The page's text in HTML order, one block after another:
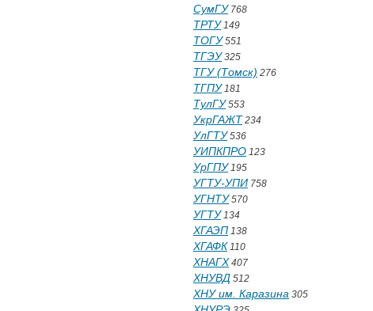
СумГУ768
ТРТУ149
ТОГУ551
ТГЭУ325
ТГУ (Томск) 276
ТГПУ181
ТулГУ553
УкрГАЖТ 234
УлГТУ536
УИПКПРО 123
УрГПУ195
УГТУ-УПИ 758
УГНТУ570
УГТУ134
ХГАЭП 138
ХГАФК 110
ХНАГХ 407
ХНУВД 512
ХНУ им. Каразина 305